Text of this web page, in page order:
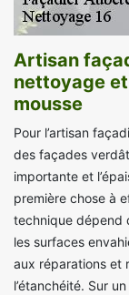
Artisan
nettoyage et
mousse
Pour l’artisan
des façades
importante et
première chose à
technique dépend
les surfaces
aux réparations et
l’étanchéité. Sur